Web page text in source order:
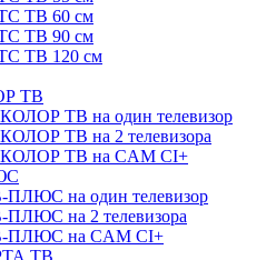
ТВ 60 см
ТВ 90 см
ТВ 120 см
ТВ
ТВ на один телевизор
ТВ на 2 телевизора
ТВ на CAM CI+
на один телевизор
на 2 телевизора
ПЛЮС на CAM CI+
ТВ